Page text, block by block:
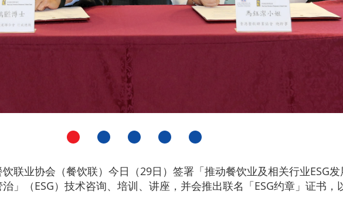
联业协会（餐饮联）今日（29日）签署「推动餐饮业及相关行业ESG
」（ESG）技术咨询、培训、讲座，并会推出联名「ESG约章」证书